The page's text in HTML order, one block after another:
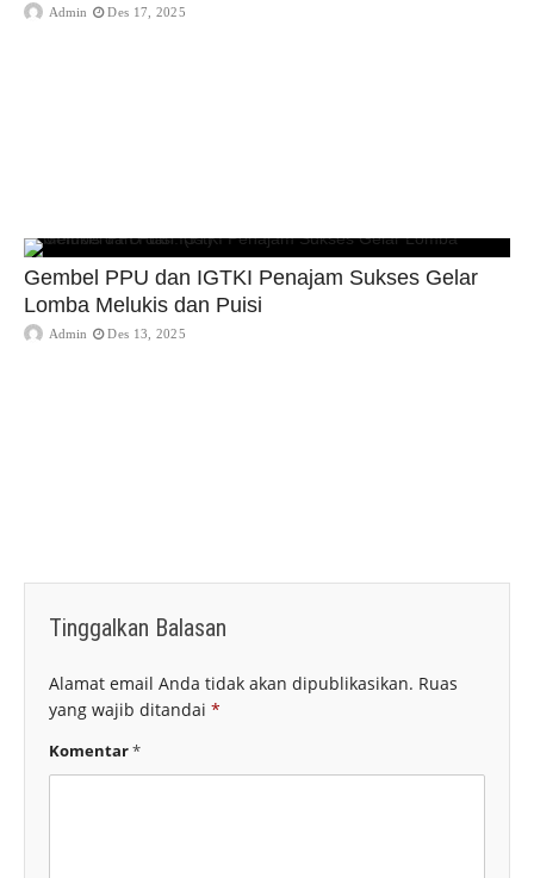
Admin Des 17, 2025
Gembel PPU dan IGTKI Penajam Sukses Gelar
Lomba Melukis dan Puisi
Admin Des 13, 2025
Tinggalkan Balasan
Alamat email Anda tidak akan dipublikasikan. Ruas
yang wajib ditandai *
Komentar*